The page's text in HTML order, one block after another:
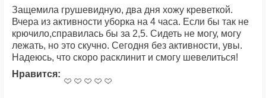
Защемила грушевидную, два дня хожу креветкой.
Вчера из активности уборка на 4 часа. Если бы так не
крючило,справилась бы за 2,5. Сидеть не могу, могу
лежать, но это скучно. Сегодня без активности, увы.
Надеюсь, что скоро расклинит и смогу шевелиться!
Нравится: